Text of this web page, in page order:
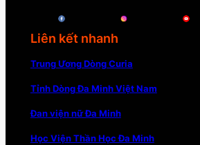
Liên kết nhanh
Trung Ương Dòng Curia
Tỉnh Dòng Đa Minh Việt Nam
Đan viện nữ Đa Minh
Học Viện Thần Học Đa Minh